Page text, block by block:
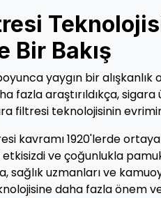
Bir Bakış
yaygın bir
fazla araştırıldıkça,
filtresi teknolojisinin
kavramı 1920'lerde
ve çoğunlukla
sağlık uzmanları ve
daha fazla önem